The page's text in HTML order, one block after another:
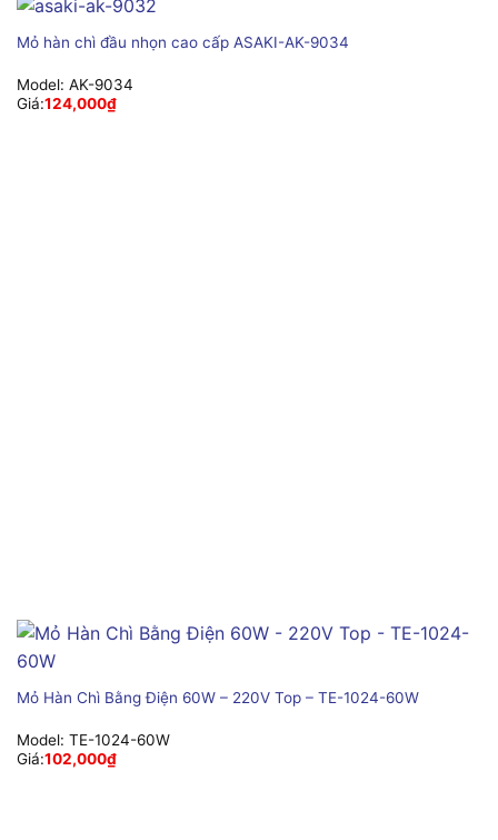
Mỏ hàn chì đầu nhọn cao cấp ASAKI-AK-9034
Model: AK-9034
Giá:124,000₫
Mỏ Hàn Chì Bằng Điện 60W – 220V Top – TE-1024-60W
Model: TE-1024-60W
Giá:102,000₫